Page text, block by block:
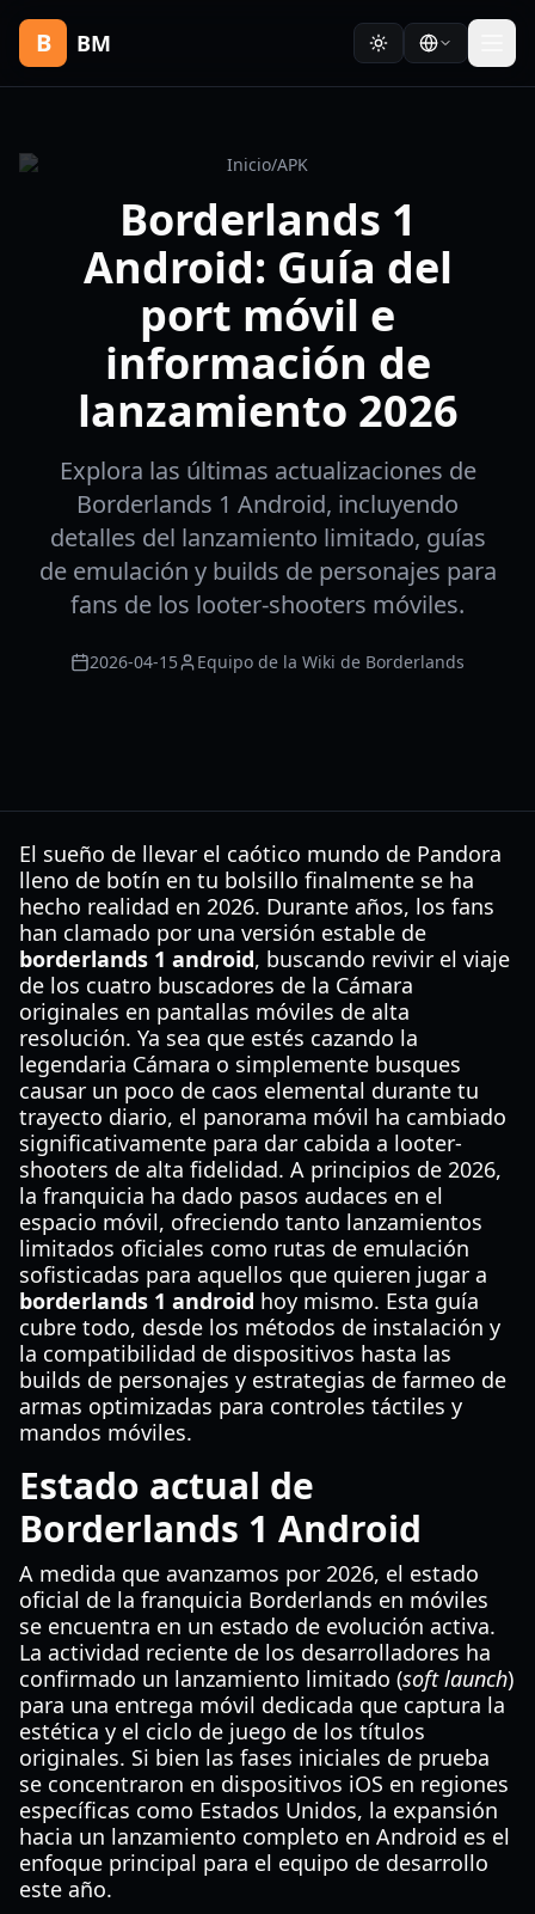
B BM
Inicio/APK
Borderlands 1
Android: Guía del
port móvil e
información de
lanzamiento 2026
Explora las últimas actualizaciones de
Borderlands 1 Android, incluyendo
detalles del lanzamiento limitado, guías
de emulación y builds de personajes para
fans de los looter-shooters móviles.
2026-04-15 Equipo de la Wiki de Borderlands
El sueño de llevar el caótico mundo de Pandora
lleno de botín en tu bolsillo finalmente se ha
hecho realidad en 2026. Durante años, los fans
han clamado por una versión estable de
borderlands 1 android, buscando revivir el viaje
de los cuatro buscadores de la Cámara
originales en pantallas móviles de alta
resolución. Ya sea que estés cazando la
legendaria Cámara o simplemente busques
causar un poco de caos elemental durante tu
trayecto diario, el panorama móvil ha cambiado
significativamente para dar cabida a looter-
shooters de alta fidelidad. A principios de 2026,
la franquicia ha dado pasos audaces en el
espacio móvil, ofreciendo tanto lanzamientos
limitados oficiales como rutas de emulación
sofisticadas para aquellos que quieren jugar a
borderlands 1 android hoy mismo. Esta guía
cubre todo, desde los métodos de instalación y
la compatibilidad de dispositivos hasta las
builds de personajes y estrategias de farmeo de
armas optimizadas para controles táctiles y
mandos móviles.
Estado actual de
Borderlands 1 Android
A medida que avanzamos por 2026, el estado
oficial de la franquicia Borderlands en móviles
se encuentra en un estado de evolución activa.
La actividad reciente de los desarrolladores ha
confirmado un lanzamiento limitado (soft launch)
para una entrega móvil dedicada que captura la
estética y el ciclo de juego de los títulos
originales. Si bien las fases iniciales de prueba
se concentraron en dispositivos iOS en regiones
específicas como Estados Unidos, la expansión
hacia un lanzamiento completo en Android es el
enfoque principal para el equipo de desarrollo
este año.